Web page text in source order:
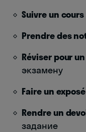
Suivre un cours
Prendre des
Réviser pour
экзамену
Faire un exposé
Rendre un
задание